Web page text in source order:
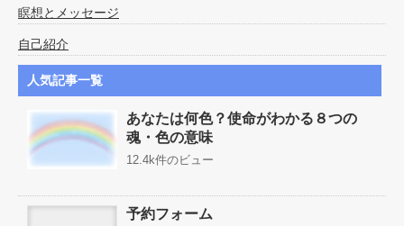
瞑想とメッセージ
自己紹介
人気記事一覧
あなたは何色？使命がわかる８つの
魂・色の意味
12.4k件のビュー
予約フォーム